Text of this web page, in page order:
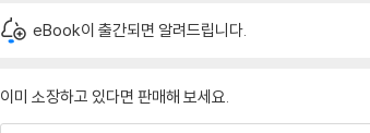
eBook이 출간되면 알려드립니다.
이미 소장하고 있다면 판매해 보세요.